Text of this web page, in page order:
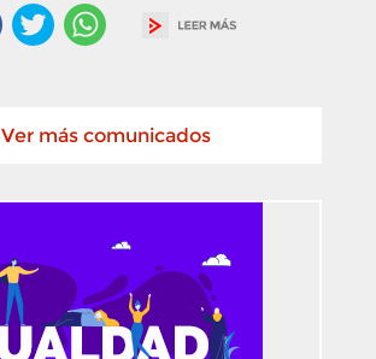
Ver más comunicados